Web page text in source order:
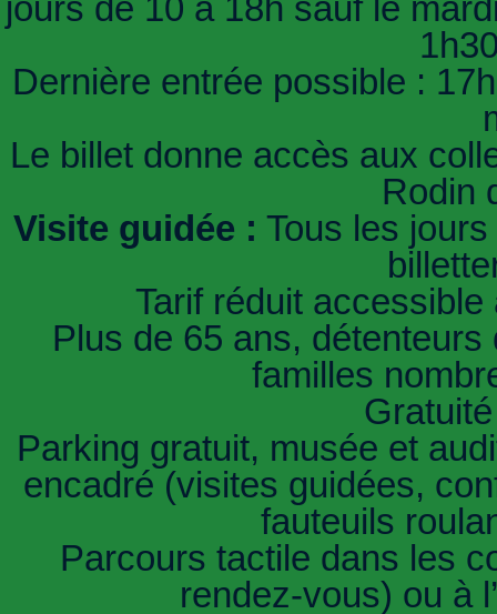
jours de 10 à 18h sauf le
Dernière entrée possible :
Le billet donne accès aux
Rodin
Visite guidée : Tous les
Tarif réduit
Plus de 65 ans,
familles
Parking gratuit, musée et
encadré (visites guidées,
fauteuils
Parcours tactile dans les
rendez-vous) ou à